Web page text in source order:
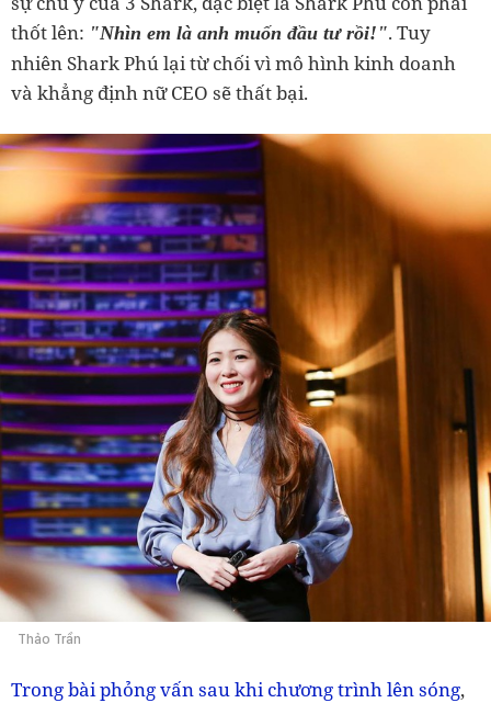
thốt lên: "Nhìn em là anh muốn đầu tư rồi!". Tuy
nhiên Shark Phú lại từ chối vì mô hình kinh doanh
và khẳng định nữ CEO sẽ thất bại.
Thảo Trần
Trong bài phỏng vấn sau khi chương trình lên sóng,